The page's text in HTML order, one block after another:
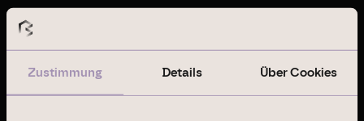
Zustimmung Details Über Cookies
Letzte Publikationen
Geschäftsbericht 2024